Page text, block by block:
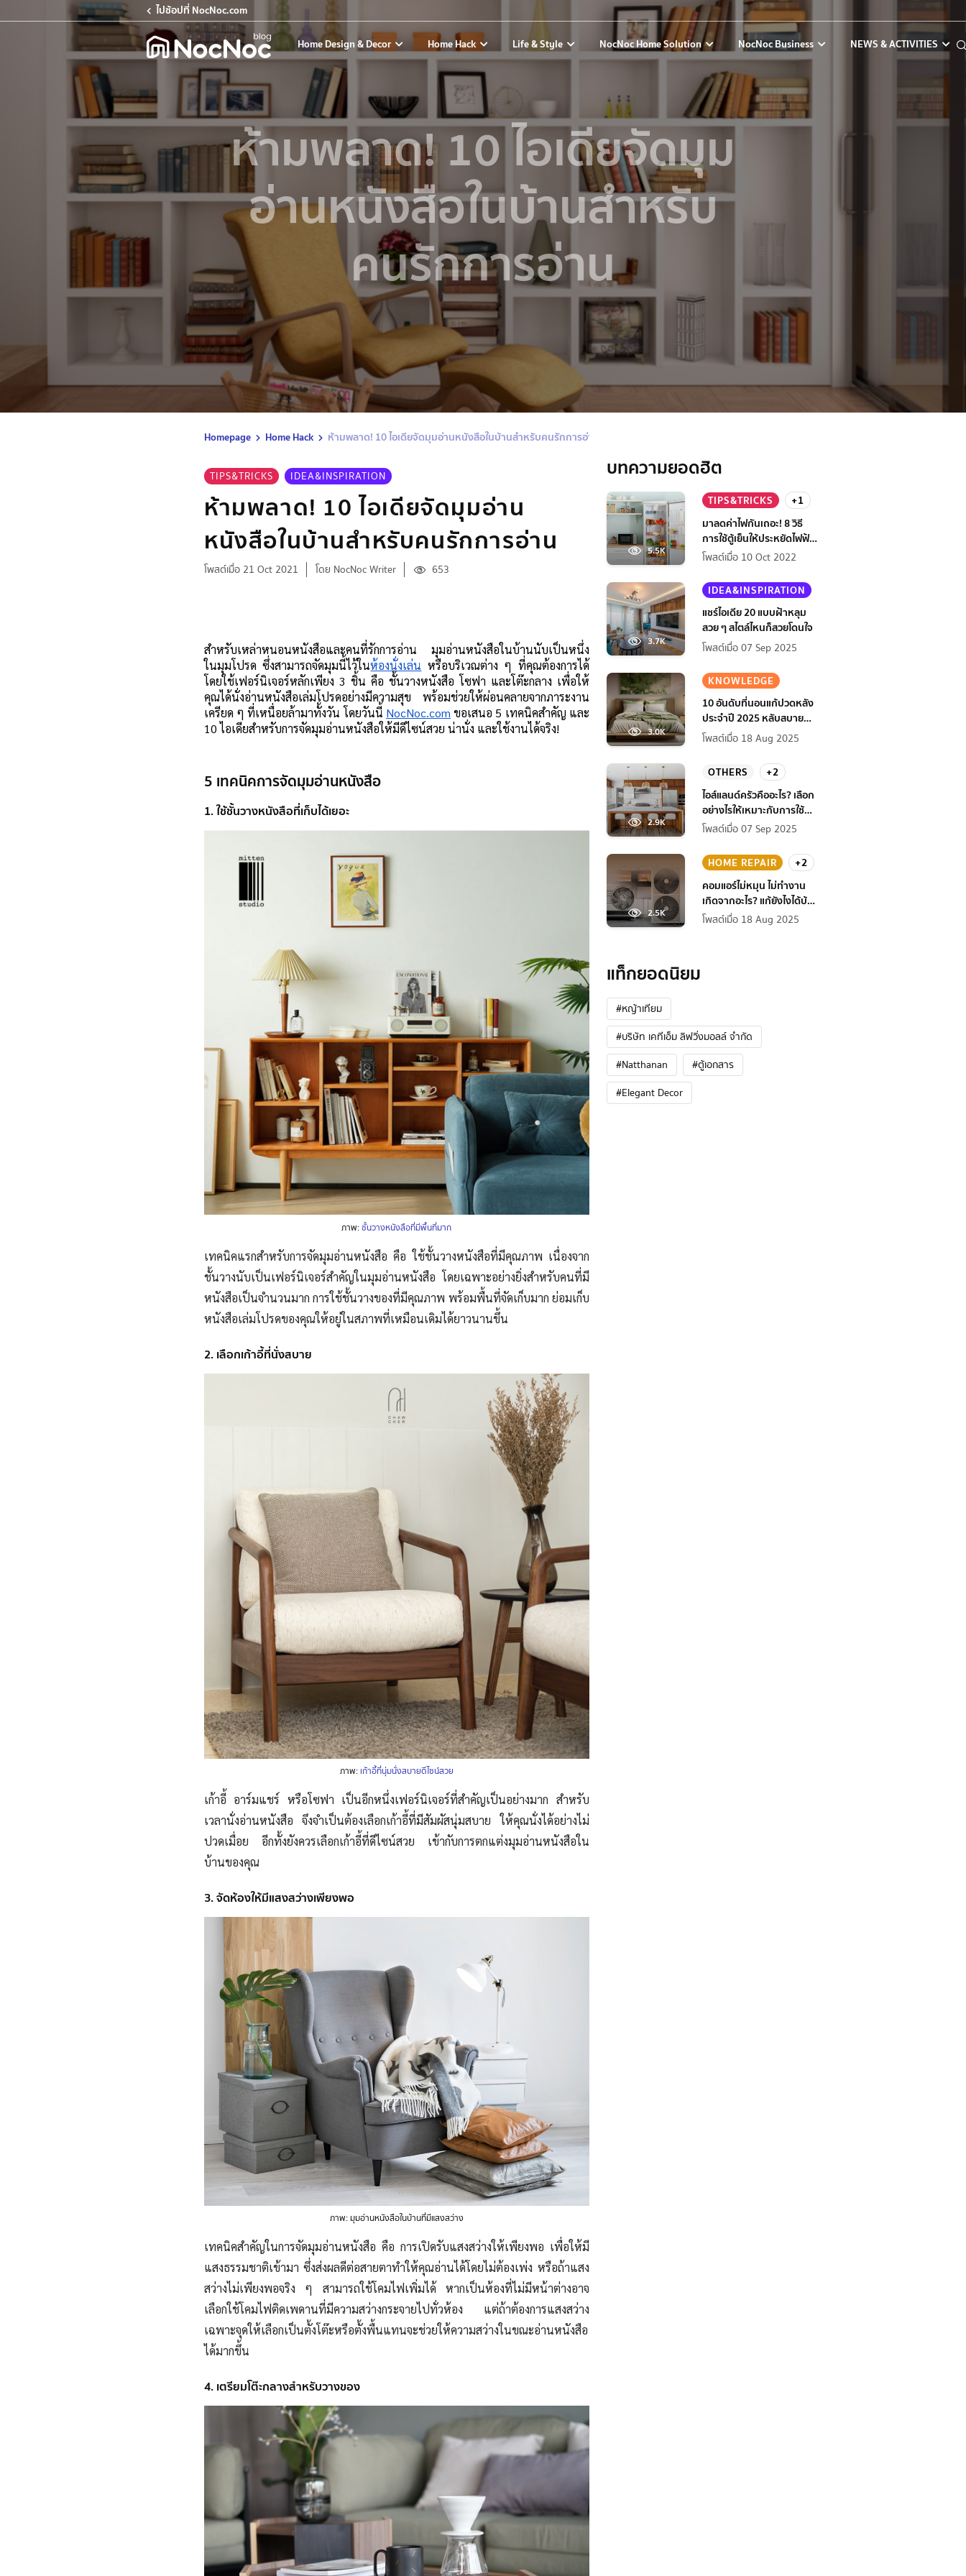
ไปช้อปที่ NocNoc.com
Home Design & Decor Home Hack Life & Style NocNoc Home Solution NocNoc Business NEWS & ACTIVITIES
ห้ามพลาด! 10 ไอเดียจัดมุม
อ่านหนังสือในบ้านสำหรับ
คนรักการอ่าน
Homepage Home Hack ห้ามพลาด! 10 ไอเดียจัดมุมอ่านหนังสือในบ้านสำหรับคนรักการอ่าน
TIPS&TRICKS IDEA&INSPIRATION
ห้ามพลาด! 10 ไอเดียจัดมุมอ่าน
หนังสือในบ้านสำหรับคนรักการอ่าน
โพสต์เมื่อ 21 Oct 2021 โดย NocNoc Writer 653
สำหรับเหล่าหนอนหนังสือและคนที่รักการอ่าน มุมอ่านหนังสือในบ้านนับเป็นหนึ่ง
ในมุมโปรด ซึ่งสามารถจัดมุมนี้ไว้ในห้องนั่งเล่น หรือบริเวณต่าง ๆ ที่คุณต้องการได้
โดยใช้เฟอร์นิเจอร์หลักเพียง 3 ชิ้น คือ ชั้นวางหนังสือ โซฟา และโต๊ะกลาง เพื่อให้
คุณได้นั่งอ่านหนังสือเล่มโปรดอย่างมีความสุข พร้อมช่วยให้ผ่อนคลายจากภาระงาน
เครียด ๆ ที่เหนื่อยล้ามาทั้งวัน โดยวันนี้ NocNoc.com ขอเสนอ 5 เทคนิคสำคัญ และ
10 ไอเดียสำหรับการจัดมุมอ่านหนังสือให้มีดีไซน์สวย น่านั่ง และใช้งานได้จริง!
5 เทคนิคการจัดมุมอ่านหนังสือ
1. ใช้ชั้นวางหนังสือที่เก็บได้เยอะ
ภาพ:ชั้นวางหนังสือที่มีพื้นที่มาก
เทคนิคแรกสำหรับการจัดมุมอ่านหนังสือ คือ ใช้ชั้นวางหนังสือที่มีคุณภาพ เนื่องจาก
ชั้นวางนับเป็นเฟอร์นิเจอร์สำคัญในมุมอ่านหนังสือ โดยเฉพาะอย่างยิ่งสำหรับคนที่มี
หนังสือเป็นจำนวนมาก การใช้ชั้นวางของที่มีคุณภาพ พร้อมพื้นที่จัดเก็บมาก ย่อมเก็บ
หนังสือเล่มโปรดของคุณให้อยู่ในสภาพที่เหมือนเดิมได้ยาวนานขึ้น
2. เลือกเก้าอี้ที่นั่งสบาย
ภาพ: เก้าอี้ที่นุ่มนั่งสบายดีไซน์สวย
เก้าอี้ อาร์มแชร์ หรือโซฟา เป็นอีกหนึ่งเฟอร์นิเจอร์ที่สำคัญเป็นอย่างมาก สำหรับ
เวลานั่งอ่านหนังสือ จึงจำเป็นต้องเลือกเก้าอี้ที่มีสัมผัสนุ่มสบาย ให้คุณนั่งได้อย่างไม่
ปวดเมื่อย อีกทั้งยังควรเลือกเก้าอี้ที่ดีไซน์สวย เข้ากับการตกแต่งมุมอ่านหนังสือใน
บ้านของคุณ
3. จัดห้องให้มีแสงสว่างเพียงพอ
ภาพ: มุมอ่านหนังสือในบ้านที่มีแสงสว่าง
เทคนิคสำคัญในการจัดมุมอ่านหนังสือ คือ การเปิดรับแสงสว่างให้เพียงพอ เพื่อให้มี
แสงธรรมชาติเข้ามา ซึ่งส่งผลดีต่อสายตาทำให้คุณอ่านได้โดยไม่ต้องเพ่ง หรือถ้าแสง
สว่างไม่เพียงพอจริง ๆ สามารถใช้โคมไฟเพิ่มได้ หากเป็นห้องที่ไม่มีหน้าต่างอาจ
เลือกใช้โคมไฟติดเพดานที่มีความสว่างกระจายไปทั่วห้อง แต่ถ้าต้องการแสงสว่าง
เฉพาะจุดให้เลือกเป็นตั้งโต๊ะหรือตั้งพื้นแทนจะช่วยให้ความสว่างในขณะอ่านหนังสือ
ได้มากขึ้น
4. เตรียมโต๊ะกลางสำหรับวางของ
บทความยอดฮิต
5.5K
TIPS&TRICKS
+1
มาลดค่าไฟกันเถอะ! 8 วิธี
การใช้ตู้เย็นให้ประหยัดไฟฟ้า
กว่าเดิม
โพสต์เมื่อ 10 Oct 2022
3.7K
IDEA&INSPIRATION
แชร์ไอเดีย 20 แบบฝ้าหลุม
สวย ๆ สไตล์ไหนก็สวยโดนใจ
โพสต์เมื่อ 07 Sep 2025
3.0K
KNOWLEDGE
10 อันดับที่นอนแก้ปวดหลัง
ประจำปี 2025 หลับสบาย
สุขภาพดียิ่งกว่าเดิม
โพสต์เมื่อ 18 Aug 2025
2.9K
OTHERS
+2
ไอส์แลนด์ครัวคืออะไร? เลือก
อย่างไรให้เหมาะกับการใช้
งานที่บ้าน
โพสต์เมื่อ 07 Sep 2025
2.5K
HOME REPAIR
+2
คอมแอร์ไม่หมุน ไม่ทํางาน
เกิดจากอะไร? แก้ยังไงได้บ้าง
ก่อนแอร์พัง!
โพสต์เมื่อ 18 Aug 2025
แท็กยอดนิยม
#หญ้าเทียม
#บริษัท เคทีเอ็ม ลิฟวิ่งมอลล์ จำกัด
#Natthanan
#ตู้เอกสาร
#Elegant Decor